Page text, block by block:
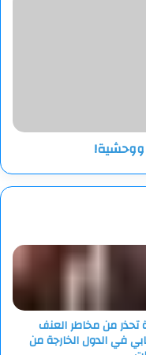
ووحشية!
تحذر من مخاطر العنف
في الدول الخارجة من